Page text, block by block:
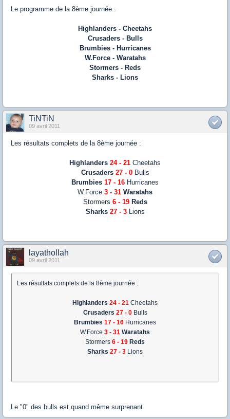
Le programme de la 8ème journée :
Highlanders - Cheetahs
Crusaders - Bulls
Brumbies - Hurricanes
W.Force - Waratahs
Stormers - Reds
Sharks - Lions
TiNTiN
09 avril 2011
Les résultats complets de la 8ème journée :
Highlanders 24 - 21 Cheetahs
Crusaders 27 - 0Bulls
Brumbies 17 - 16 Hurricanes
W.Force 3 - 31 Waratahs
Stormers 6 - 19Reds
Sharks 27 - 3Lions
layathollah
09 avril 2011
Les résultats complets de la 8ème journée :
Highlanders 24 - 21 Cheetahs
Crusaders 27 - 0Bulls
Brumbies 17 - 16 Hurricanes
W.Force 3 - 31 Waratahs
Stormers 6 - 19 Reds
Sharks 27 - 3 Lions
Le "0" des bulls est quand même surprenant